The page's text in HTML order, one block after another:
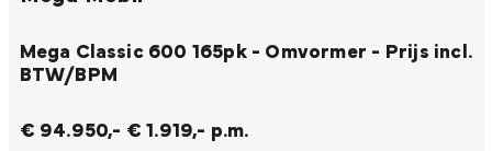
Mega Classic 600 165pk - Omvormer - Prijs incl.
BTW/BPM
€ 94.950,- € 1.919,- p.m.